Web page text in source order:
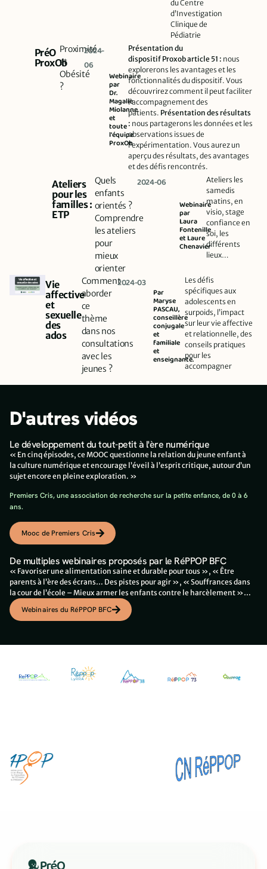
du Centre
d’Investigation
Clinique de
Pédiatrie
PréO
ProxOb
Proximité
et
Obésité
?
2024-
06
Webinaire
par
Dr.
Magalie
Miolanne
et
toute
l'équipe
ProxOb
Présentation du
dispositif Proxobarticle 51 : nous
explorerons les avantages et les
fonctionnalités du dispositif. Vous
découvrirez comment il peut faciliter
l’accompagnement des
patients. Présentation des résultats
: nous partagerons les données et les
observations issues de
l’expérimentation. Vous aurez un
aperçu des résultats, des avantages
et des défis rencontrés.
Ateliers
pour les
familles :
ETP
Quels
enfants
orientés ?
Comprendre
les ateliers
pour
mieux
orienter
2024-06
Webinaire
par
Laura
Fontenille
et Laure
Chenavier
Ateliers les
samedis
matins, en
visio, stage
confiance en
soi, les
différents
lieux…
Vie
affective
et
sexuelle
des
ados​
Comment
aborder
ce
thème
dans nos
consultations
avec les
jeunes ?
2024-03
Par
Maryse
PASCAU,
conseillère
conjugale
et
familiale
et
enseignante.
Les défis
spécifiques aux
adolescents en
surpoids, l’impact
sur leur vie affective
et relationnelle, des
conseils pratiques
pour les
accompagner
D'autres vidéos
Le développement du tout-petit à l'ère numérique
« En cinq épisodes, ce MOOC questionne la relation du jeune enfant à
la culture numérique et encourage l’éveil à l’esprit critique, autour d’un
sujet encore en pleine exploration. »
Premiers Cris, une association de recherche sur la petite enfance, de 0 à 6
ans.
Mooc de Premiers Cris
De multiples webinaires proposés par le RéPPOP BFC
« Favoriser une alimentation saine et durable pour tous », « Être
parents à l’ère des écrans… Des pistes pour agir », « Souffrances dans
la cour de l’école – Mieux armer les enfants contre le harcèlement »…
Webinaires du RéPPOP BFC